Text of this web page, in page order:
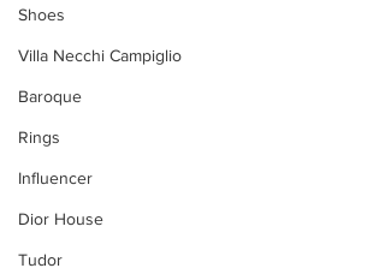
Shoes
Villa Necchi Campiglio
Baroque
Rings
Influencer
Dior House
Tudor